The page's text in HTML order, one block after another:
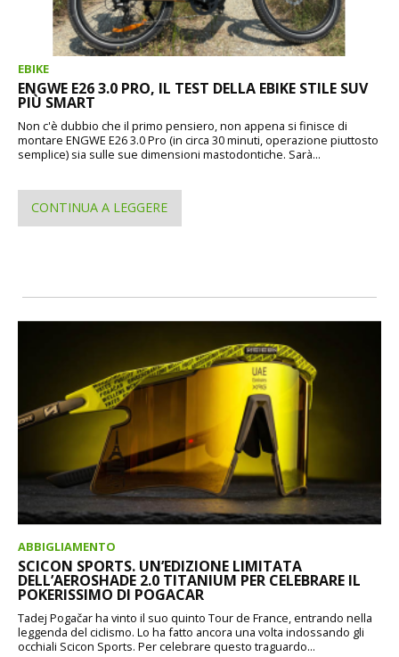
EBIKE
ENGWE E26 3.0 PRO, IL TEST DELLA EBIKE STILE SUV
PIÙ SMART
Non c'è dubbio che il primo pensiero, non appena si finisce di
montare ENGWE E26 3.0 Pro (in circa 30 minuti, operazione piuttosto
semplice) sia sulle sue dimensioni mastodontiche. Sarà...
CONTINUA A LEGGERE
ABBIGLIAMENTO
SCICON SPORTS. UN’EDIZIONE LIMITATA
DELL’AEROSHADE 2.0 TITANIUM PER CELEBRARE IL
POKERISSIMO DI POGACAR
Tadej Pogačar ha vinto il suo quinto Tour de France, entrando nella
leggenda del ciclismo. Lo ha fatto ancora una volta indossando gli
occhiali Scicon Sports. Per celebrare questo traguardo...